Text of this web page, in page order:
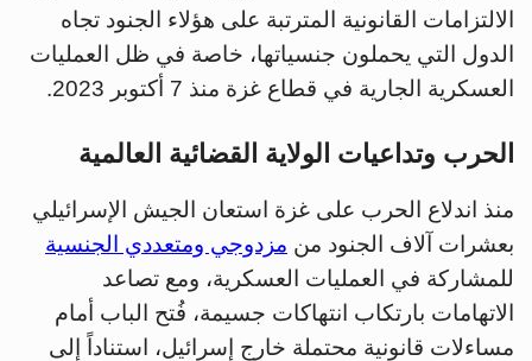
الالتزامات القانونية المترتبة على هؤلاء الجنود تجاه
الدول التي يحملون جنسياتها، خاصة في ظل العمليات
العسكرية الجارية في قطاع غزة منذ 7 أكتوبر 2023.
الحرب وتداعيات الولاية القضائية العالمية
منذ اندلاع الحرب على غزة استعان الجيش الإسرائيلي
بعشرات آلاف الجنود من مزدوجي ومتعددي الجنسية
للمشاركة في العمليات العسكرية، ومع تصاعد
الاتهامات بارتكاب انتهاكات جسيمة، فُتح الباب أمام
مساءلات قانونية محتملة خارج إسرائيل، استناداً إلى